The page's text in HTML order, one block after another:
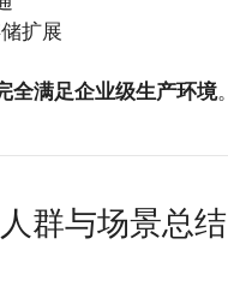
扩展
全满足企业级生产环境。
群与场景总结